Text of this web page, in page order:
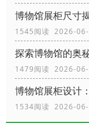
1545阅读 2026-
探索博物馆的奥
1479阅读 2026-
博物馆展柜设计
1534阅读 2026-